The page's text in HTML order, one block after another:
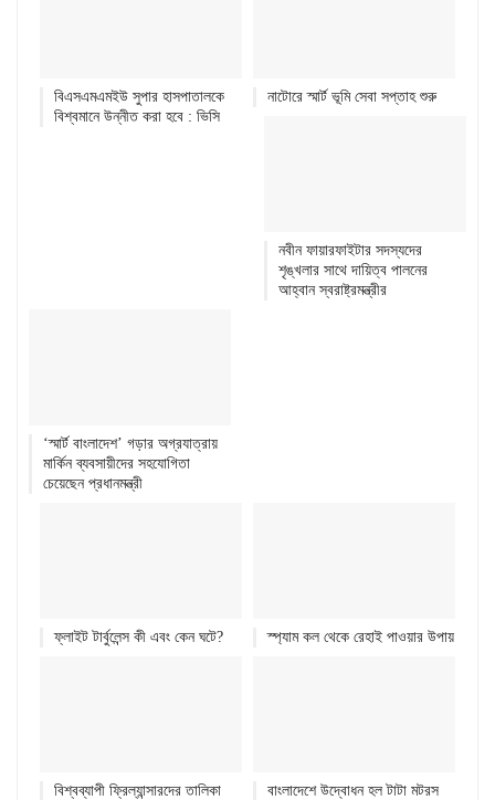
বিএসএমএমইউ সুপার হাসপাতালকে
বিশ্বমানে উন্নীত করা হবে : ভিসি
নাটোরে স্মার্ট ভূমি সেবা সপ্তাহ শুরু
নবীন ফায়ারফাইটার সদস্যদের
শৃঙ্খলার সাথে দায়িত্ব পালনের
আহ্বান স্বরাষ্ট্রমন্ত্রীর
‘স্মার্ট বাংলাদেশ’ গড়ার অগ্রযাত্রায়
মার্কিন ব্যবসায়ীদের সহযোগিতা
চেয়েছেন প্রধানমন্ত্রী
ফ্লাইট টার্বুলেন্স কী এবং কেন ঘটে? স্প্যাম কল থেকে রেহাই পাওয়ার উপায়
বিশ্বব্যাপী ফ্রিল্যান্সারদের তালিকা
বাংলাদেশে উদ্বোধন হল টাটা মটরস